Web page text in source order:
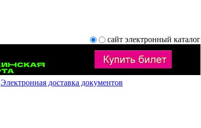
сайт электронный каталог
Электронная доставка документов